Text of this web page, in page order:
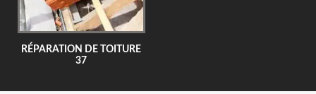
RÉPARATION DE TOITURE
37